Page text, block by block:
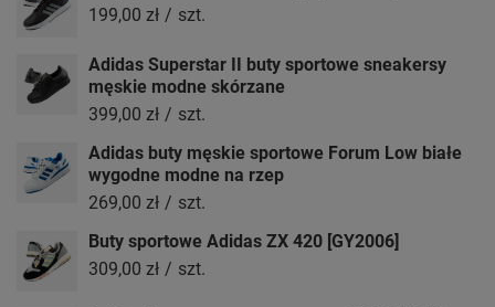
199,00 zł / szt.
Adidas Superstar II buty sportowe sneakersy
męskie modne skórzane
399,00 zł / szt.
Adidas buty męskie sportowe Forum Low białe
wygodne modne na rzep
269,00 zł / szt.
Buty sportowe Adidas ZX 420 [GY2006]
309,00 zł / szt.